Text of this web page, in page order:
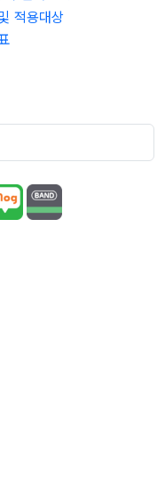
적용대상